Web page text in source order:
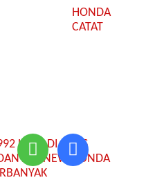
HONDA
CATAT
UNIT DI GIIAS
ALL NEW HONDA